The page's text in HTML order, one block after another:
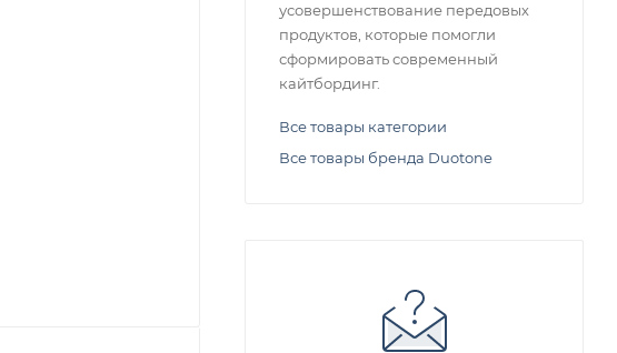
усовершенствование передовых
продуктов, которые помогли
сформировать современный
кайтбординг.
Все товары категории
Все товары бренда Duotone